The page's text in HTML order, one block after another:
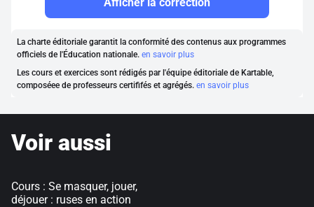
La charte éditoriale garantit la conformité des contenus aux programmes
officiels de l'Éducation nationale. en savoir plus
Les cours et exercices sont rédigés par l'équipe éditoriale de Kartable,
composéee de professeurs certififés et agrégés. en savoir plus
Voir aussi
Cours : Se masquer, jouer,
déjouer : ruses en action